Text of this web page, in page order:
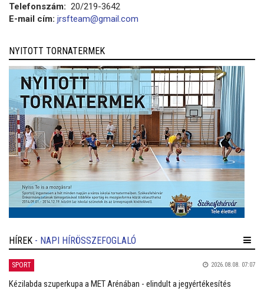
Telefonszám: 20/219-3642
E-mail cím: jrsfteam@gmail.com
NYITOTT TORNATERMEK
HÍREK - NAPI HÍRÖSSZEFOGLALÓ
SPORT 2026.08.08. 07:07
Kézilabda szuperkupa a MET Arénában - elindult a jegyértékesítés